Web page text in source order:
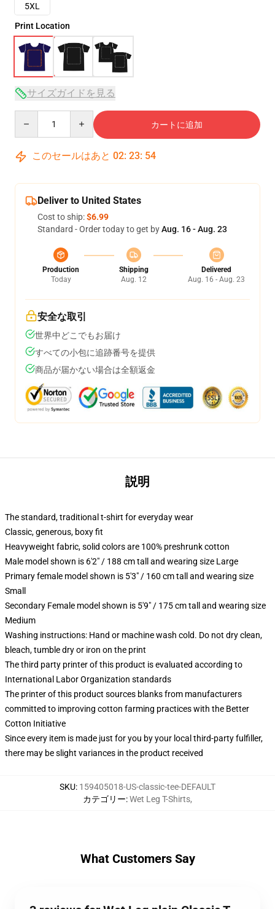
5XL
Print Location
サイズガイドを見る
カートに追加
このセールはあと 02: 23: 53
Deliver to United States
Cost to ship:$6.99
Standard - Order today to get byAug. 16 - Aug. 23
Production
Today
Shipping
Aug. 12
Delivered
Aug. 16 - Aug. 23
安全な取引
世界中どこでもお届け
すべての小包に追跡番号を提供
商品が届かない場合は全額返金
説明
The standard, traditional t-shirt for everyday wear
Classic, generous, boxy fit
Heavyweight fabric, solid colors are 100% preshrunk cotton
Male model shown is 6'2" / 188 cm tall and wearing size Large
Primary female model shown is 5'3" / 160 cm tall and wearing size
Small
Secondary Female model shown is 5'9" / 175 cm tall and wearing size
Medium
Washing instructions: Hand or machine wash cold. Do not dry clean,
bleach, tumble dry or iron on the print
The third party printer of this product is evaluated according to
International Labor Organization standards
The printer of this product sources blanks from manufacturers
committed to improving cotton farming practices with the Better
Cotton Initiative
Since every item is made just for you by your local third-party fulfiller,
there may be slight variances in the product received
SKU: 159405018-US-classic-tee-DEFAULT
カテゴリー:Wet Leg T-Shirts,
What Customers Say